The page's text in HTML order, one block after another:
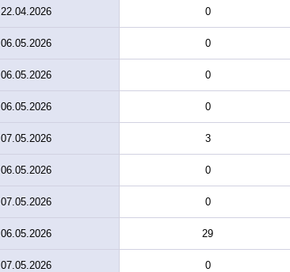
22.04.2026 0
06.05.2026 0
06.05.2026 0
06.05.2026 0
07.05.2026 3
06.05.2026 0
07.05.2026 0
06.05.2026 29
07.05.2026 0